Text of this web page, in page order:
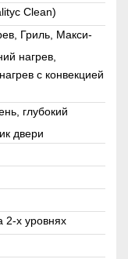
Clean)
Гриль, Макси-
нагрев,
с конвекцией
глубокий
двери
2-х уровнях